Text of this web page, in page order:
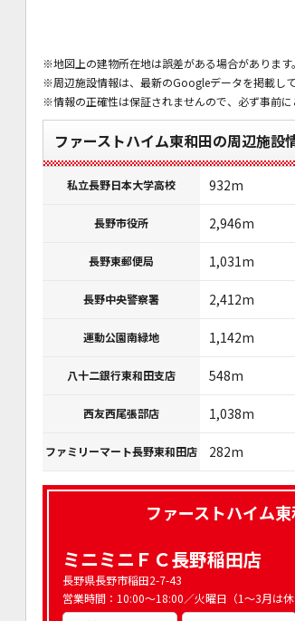
※地図上の建物所在地は誤差がある場合があります。
※周辺施設情報は、最新のGoogleデータを掲載して
※情報の正確性は保証されませんので、必ず事前に
ファーストハイム東和田の周辺施設
私立長野日本大学高校 932m
長野市役所 2,946m
長野東郵便局 1,031m
長野中央警察署 2,412m
運動公園南緑地 1,142m
八十二銀行東和田支店 548m
西友西尾張部店 1,038m
ファミリーマート長野東和田店 282m
ファーストハイム
ミニミニＦＣ長野稲田店
長野県長野市稲田2-7-43
営業時間：10:00～18:00／火曜日（1～3月は休